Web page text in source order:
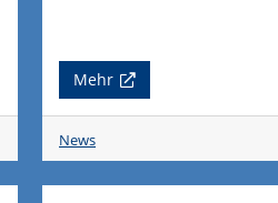
Mehr
News